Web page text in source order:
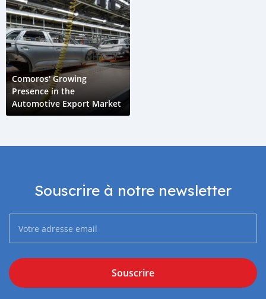
Comoros' Growing
Presence in the
Automotive Export Market
Souscrire à notre newsletter
Souscrire